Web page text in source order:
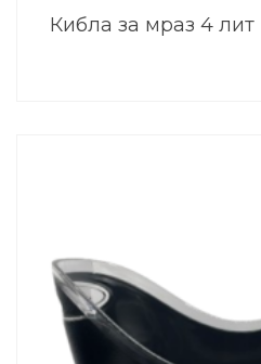
Кибла за мраз 4 лит